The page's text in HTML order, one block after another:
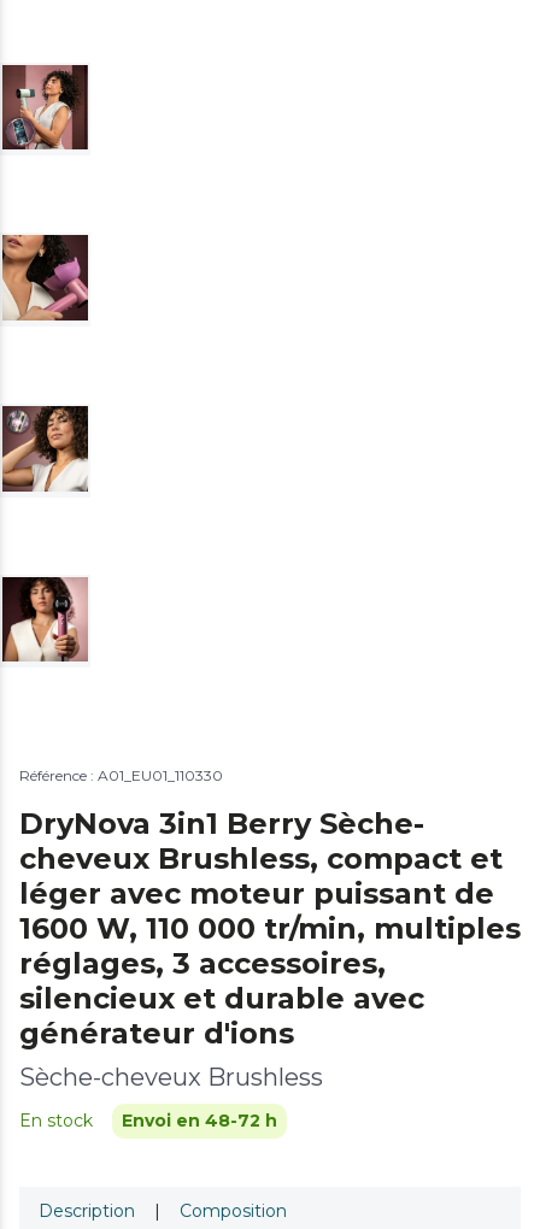
Référence : A01_EU01_110330
DryNova 3in1 Berry Sèche-
cheveux Brushless, compact et
léger avec moteur puissant de
1600 W, 110 000 tr/min, multiples
réglages, 3 accessoires,
silencieux et durable avec
générateur d'ions
Sèche-cheveux Brushless
En stock Envoi en 48-72 h
Description | Composition